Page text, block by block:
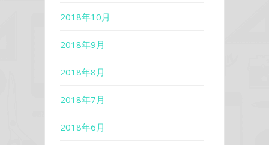
2018年10月
2018年9月
2018年8月
2018年7月
2018年6月